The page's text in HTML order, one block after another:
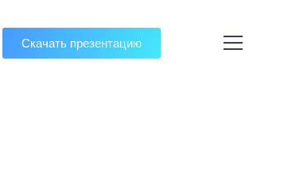
Скачать презентацию